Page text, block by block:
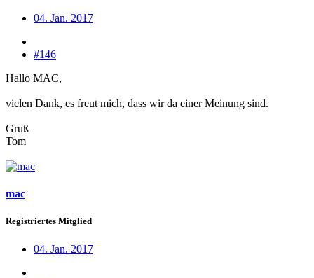
04. Jan. 2017
#146
Hallo MAC,
vielen Dank, es freut mich, dass wir da einer Meinung sind.
Gruß
Tom
mac
Registriertes Mitglied
04. Jan. 2017